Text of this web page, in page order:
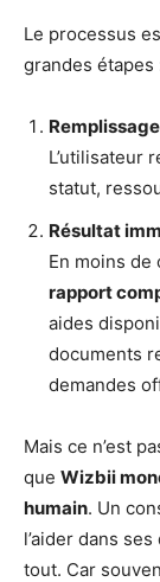
Le processus
grandes étapes
L’utilisateur
statut,
Résultat
En moins
rapport
aides
documents
demandes
Mais ce n’est
que Wizbii
humain. Un
l’aider dans
tout. Car